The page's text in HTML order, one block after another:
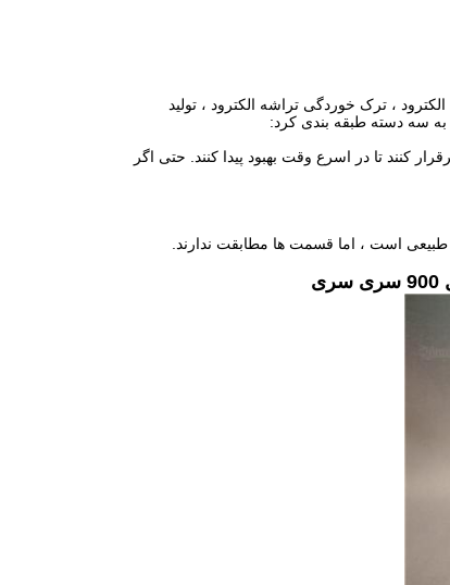
، ترک خوردگی تراشه الکترود ، تولید
به سه دسته طبقه بندی کرد:
کنند تا در اسرع وقت بهبود پیدا کنند.
حتی اگر
است ، اما قسمت ها مطابقت ندارند.